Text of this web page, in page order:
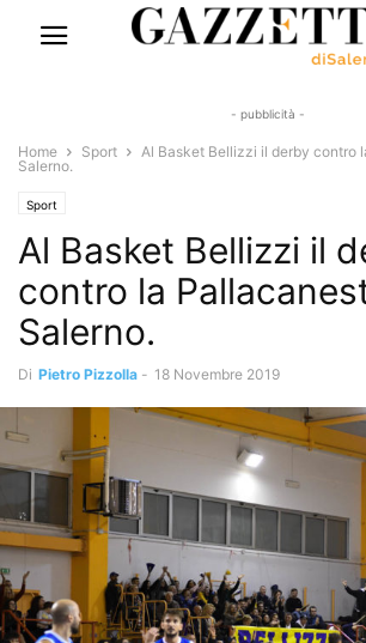
- pubblicità -
Home Sport
Al Basket Bellizzi il derby contro
Salerno.
Sport
Al Basket Bellizzi il
contro la
Salerno.
Di Pietro Pizzolla - 18 Novembre 2019